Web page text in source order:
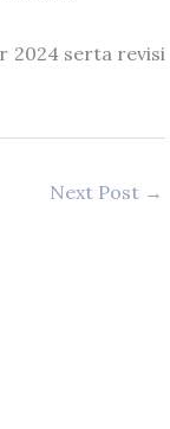
2024 serta revisi
Next Post →